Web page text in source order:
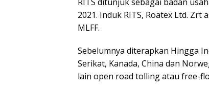
2021. Induk RITS, Roatex Ltd.
MLFF.
Sebelumnya diterapkan Hingga
Serikat, Kanada, China dan
lain open road tolling atau free-